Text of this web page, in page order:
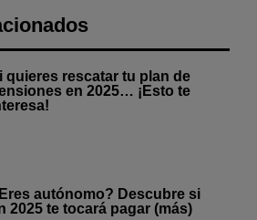
quieres rescatar tu plan de
en 2025… ¡Esto te
autónomo? Descubre si
2025 te tocará pagar (más)